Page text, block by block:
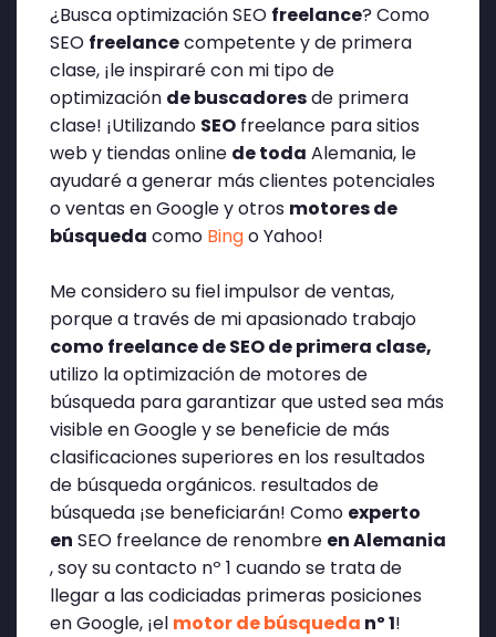
¿Busca optimización SEO freelance? Como
SEO freelancecompetente y de primera
clase, ¡le inspiraré con mi tipo de
optimización de buscadoresde primera
clase! ¡Utilizando SEO freelance para sitios
web y tiendas online de toda Alemania, le
ayudaré a generar más clientes potenciales
o ventas en Google y otros motores de
búsqueda como Bingo Yahoo!
Me considero su fiel impulsor de ventas,
porque a través de mi apasionado trabajo
como freelance de SEO de primera clase,
utilizo la optimización de motores de
búsqueda para garantizar que usted sea más
visible en Google y se beneficie de más
clasificaciones superiores en los resultados
de búsqueda orgánicos. resultados de
búsqueda ¡se beneficiarán! Como experto
en SEO freelance de renombre en Alemania
, soy su contacto nº 1 cuando se trata de
llegar a las codiciadas primeras posiciones
en Google, ¡el motor de búsqueda nº 1!